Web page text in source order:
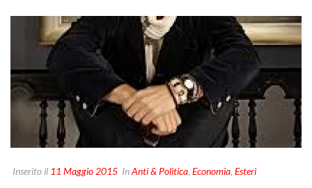
Inserito il 11 Maggio 2015 InAnti & Politica, Economia, Esteri